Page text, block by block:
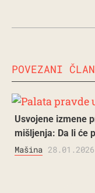
POVEZANI
Usvojene izmene
mišljenja: Da li će
Mašina